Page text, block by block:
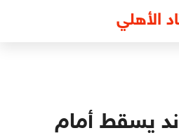
الأهلي
يسقط أمام